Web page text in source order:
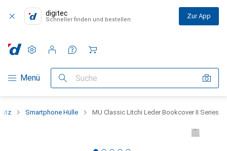
digitec
Schneller finden und bestellen Zur App
Navigation nach Kategorien
Menü Suche
Einstellungen
Kundenkonto
Vergleichslisten
Merklisten
Warenkorb
Smartphone Hülle MU Classic Litchi Leder Bookcover II Series